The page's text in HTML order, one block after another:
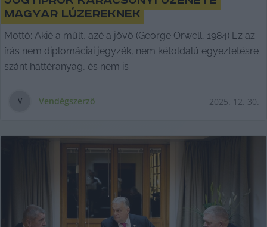
magyar lúzereknek
Mottó: Akié a múlt, azé a jövő (George Orwell, 1984) Ez az
írás nem diplomáciai jegyzék, nem kétoldalú egyeztetésre
szánt háttéranyag, és nem is
V Vendégszerző 2025. 12. 30.